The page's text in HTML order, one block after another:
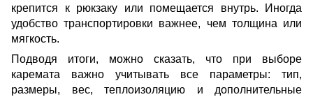
крепится к рюкзаку или помещается внутрь. Иногда
удобство транспортировки важнее, чем толщина или
мягкость.
Подводя итоги, можно сказать, что при выборе
каремата важно учитывать все параметры: тип,
размеры, вес, теплоизоляцию и дополнительные